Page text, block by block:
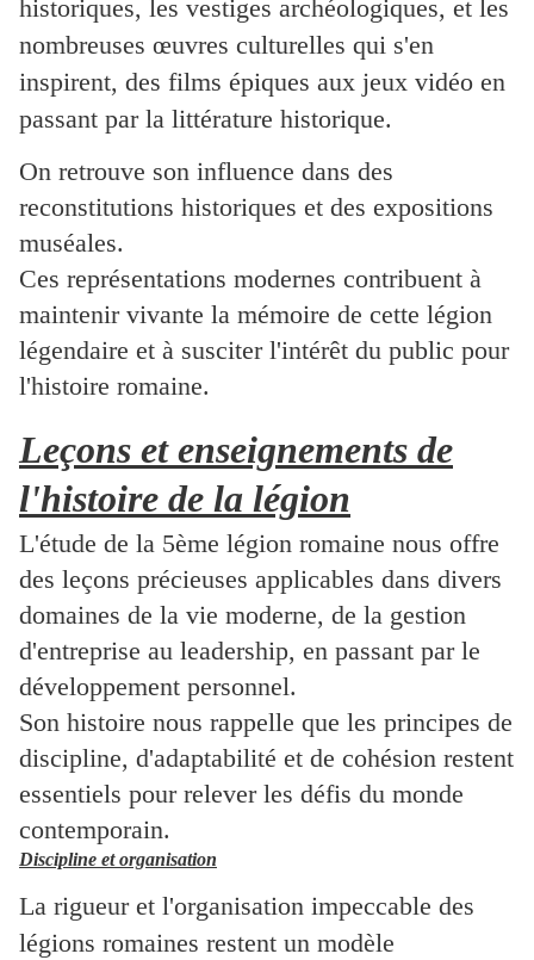
historiques, les vestiges archéologiques, et les
nombreuses œuvres culturelles qui s'en
inspirent, des films épiques aux jeux vidéo en
passant par la littérature historique.
On retrouve son influence dans des
reconstitutions historiques et des expositions
muséales.
Ces représentations modernes contribuent à
maintenir vivante la mémoire de cette légion
légendaire et à susciter l'intérêt du public pour
l'histoire romaine.
Leçons et enseignements de
l'histoire de la légion
L'étude de la 5ème légion romaine nous offre
des leçons précieuses applicables dans divers
domaines de la vie moderne, de la gestion
d'entreprise au leadership, en passant par le
développement personnel.
Son histoire nous rappelle que les principes de
discipline, d'adaptabilité et de cohésion restent
essentiels pour relever les défis du monde
contemporain.
Discipline et organisation
La rigueur et l'organisation impeccable des
légions romaines restent un modèle